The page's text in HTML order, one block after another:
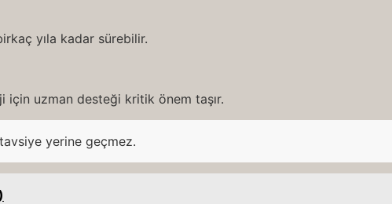
yıla kadar sürebilir.
için uzman desteği kritik önem taşır.
yerine geçmez.